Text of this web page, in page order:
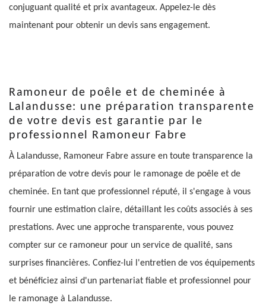
conjuguant qualité et prix avantageux. Appelez-le dès
maintenant pour obtenir un devis sans engagement.
Ramoneur de poêle et de cheminée à
Lalandusse: une préparation transparente
de votre devis est garantie par le
professionnel Ramoneur Fabre
À Lalandusse, Ramoneur Fabre assure en toute transparence la
préparation de votre devis pour le ramonage de poêle et de
cheminée. En tant que professionnel réputé, il s'engage à vous
fournir une estimation claire, détaillant les coûts associés à ses
prestations. Avec une approche transparente, vous pouvez
compter sur ce ramoneur pour un service de qualité, sans
surprises financières. Confiez-lui l'entretien de vos équipements
et bénéficiez ainsi d'un partenariat fiable et professionnel pour
le ramonage à Lalandusse.